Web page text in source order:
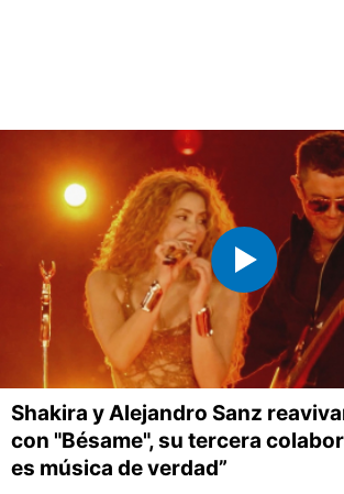
Shakira y Alejandro Sanz
con "Bésame", su tercera
es música de verdad”